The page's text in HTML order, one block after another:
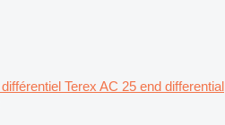
différentiel Terex AC 25 end differential